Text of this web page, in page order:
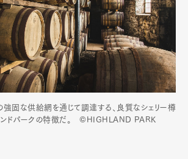
強固な供給網を通じて調達する、良質なシェリー樽
ンドパークの特徴だ。 ©HIGHLAND PARK